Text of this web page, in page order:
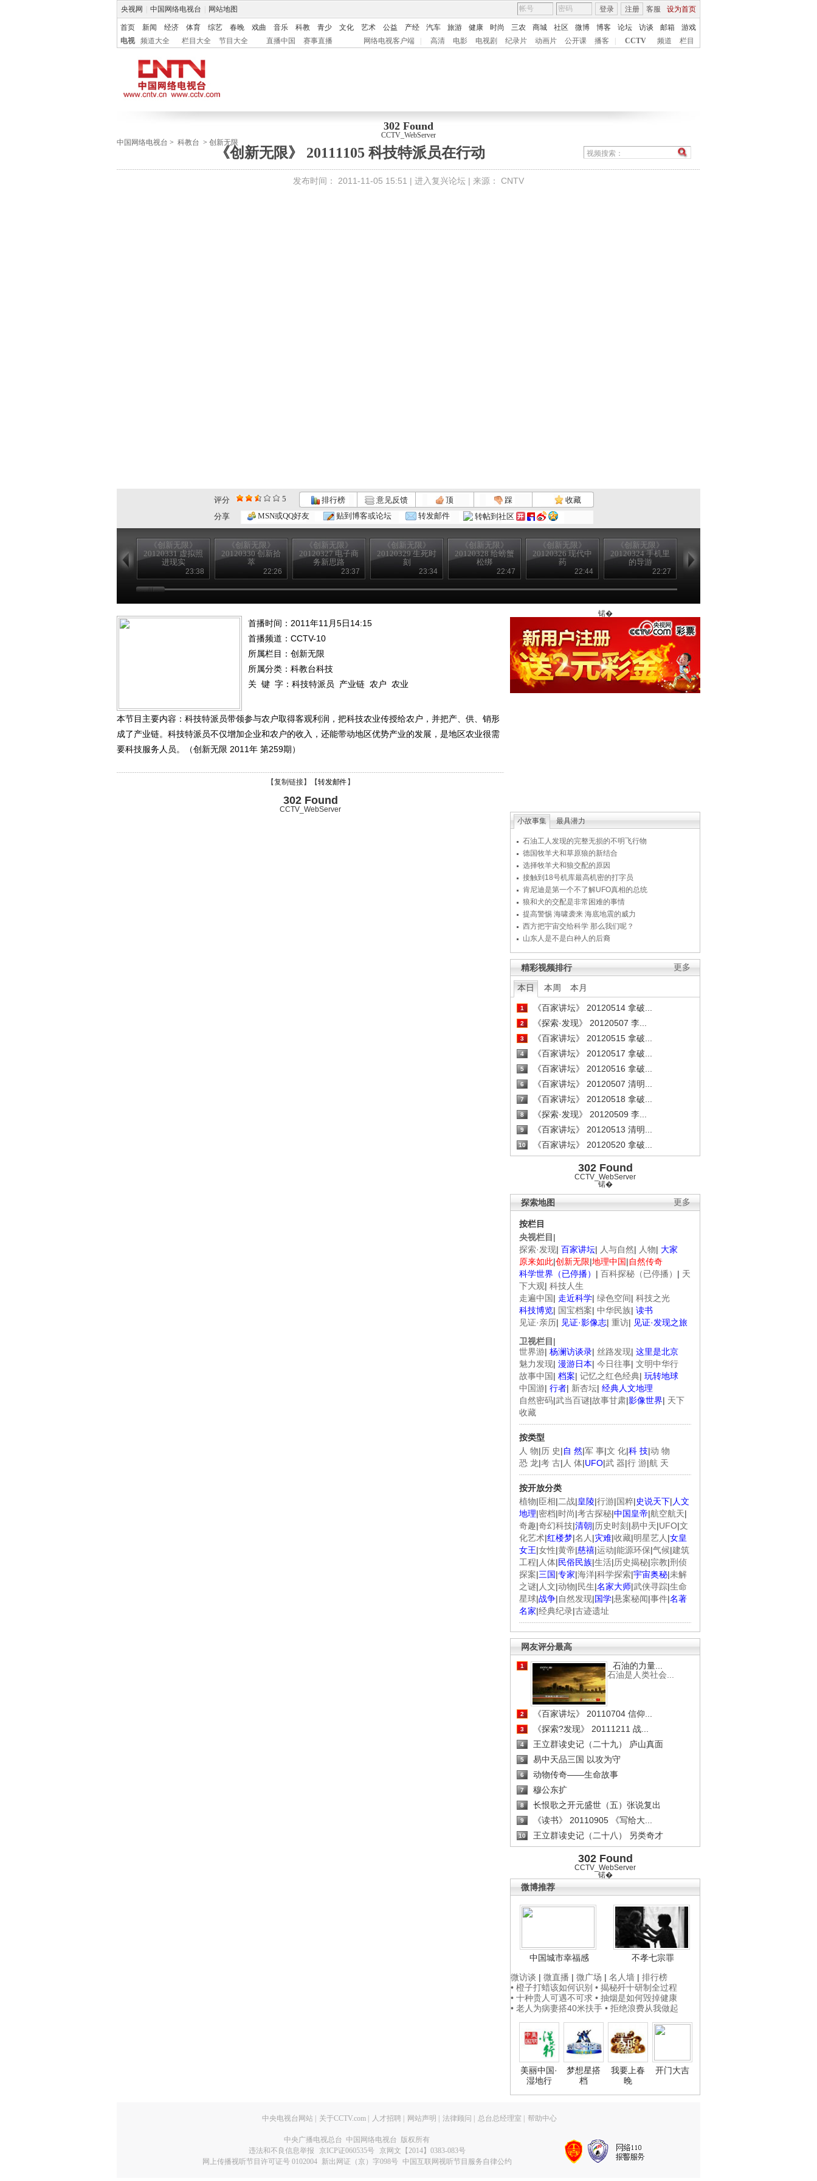
央视网 中国网络电视台 网站地图 客服 设为首页
登录 注册
首页 新闻 经济 体育 综艺 春晚 戏曲 音乐 科教 青少 文化 艺术 公益 产经 汽车 旅游 健康 时尚 三农 商城 社区 微博 博客 论坛 访谈 邮箱
游戏
电视
频道大全 栏目大全 节目大全 直播中国 赛事直播 网络电视客户端 高清 电影 电视剧 纪录片 动画片 公开课 播客 CCTV 频道 栏目
302 Found
CCTV_WebServer
中国网络电视台 > 科教台 > 创新无限
《创新无限》 20111105 科技特派员在行动
发布时间： 2011-11-05 15:51 | 进入复兴论坛 | 来源： CNTV
评分 5 排行榜 意见反馈 顶 踩
收藏
分享
MSN或QQ好友 贴到博客或论坛 转发邮件 转帖到社区
《创新无限》
20120331 虚拟照
进现实
23:38
《创新无限》
20120330 创新拾
萃
22:26
《创新无限》
20120327 电子商
务新思路
23:37
《创新无限》
20120329 生死时
刻
23:34
《创新无限》
20120328 给螃蟹
松绑
22:47
《创新无限》
20120326 现代中
药
22:44
《创新无限》
20120324 手机里
的导游
22:27
20120323 击退癫
首播时间：2011年11月5日14:15
首播频道： CCTV-10
所属栏目： 创新无限
所属分类：科教台科技
关 键 字： 科技特派员 产业链 农户 农业
本节目主要内容：科技特派员带领参与农户取得客观利润，把科技农业传授给农户，并把产、供、销形
成了产业链。科技特派员不仅增加企业和农户的收入，还能带动地区优势产业的发展，是地区农业很需
要科技服务人员。（创新无限 2011年 第259期）
【复制链接】【转发邮件 】
302 Found
CCTV_WebServer
锘�
小故事集 最具潜力
石油工人发现的完整无损的不明飞行物
德国牧羊犬和草原狼的新结合
选择牧羊犬和狼交配的原因
接触到18号机库最高机密的打字员
肯尼迪是第一个不了解UFO真相的总统
狼和犬的交配是非常困难的事情
提高警惕 海啸袭来 海底地震的威力
西方把宇宙交给科学 那么我们呢？
山东人是不是白种人的后裔
更多
精彩视频排行
本日 本周 本月
1 《百家讲坛》 20120514 拿破...
2 《探索·发现》 20120507 李...
3 《百家讲坛》 20120515 拿破...
4 《百家讲坛》 20120517 拿破...
5 《百家讲坛》 20120516 拿破...
6 《百家讲坛》 20120507 清明...
7 《百家讲坛》 20120518 拿破...
8 《探索·发现》 20120509 李...
9 《百家讲坛》 20120513 清明...
10 《百家讲坛》 20120520 拿破...
302 Found
CCTV_WebServer
锘�
更多
探索地图
按栏目
央视栏目 |
探索·发现| 百家讲坛| 人与自然| 人物| 大家
原来如此|创新无限|地理中国|自然传奇
科学世界（已停播） | 百科探秘（已停播） | 天
下大观| 科技人生
走遍中国| 走近科学| 绿色空间| 科技之光
科技博览| 国宝档案| 中华民族| 读书
见证·亲历| 见证·影像志| 重访| 见证·发现之旅
卫视栏目 |
世界游| 杨澜访谈录| 丝路发现| 这里是北京
魅力发现| 漫游日本| 今日往事| 文明中华行
故事中国| 档案| 记忆之红色经典| 玩转地球
中国游| 行者| 新杏坛| 经典人文地理
自然密码|武当百谜|故事甘肃|影像世界| 天下
收藏
按类型
人 物|历 史|自 然|军 事|文 化|科 技|动 物
恐 龙|考 古| 人 体|UFO|武 器|行 游|航 天
按开放分类
植物|臣相|二战|皇陵|行游|国粹|史说天下| 人文
地理|密档|时尚|考古探秘|中国皇帝|航空航天|
奇趣|奇幻科技|清朝|历史时刻 |易中天|UFO|文
化艺术|红楼梦|名人 |灾难|收藏|明星艺人 |女皇
女王|女性|黄帝|慈禧|运动|能源环保|气候|建筑
工程| 人体|民俗民族|生活|历史揭秘|宗教|刑侦
探案|三国|专家|海洋|科学探索|宇宙奥秘|未解
之谜| 人文|动物|民生|名家大师|武侠寻踪|生命
星球|战争|自然发现|国学|悬案秘闻|事件|名著
名家|经典纪录|古迹遗址
网友评分最高
1
石油的力量...
石油是人类社会...
2 《百家讲坛》 20110704 信仰...
3 《探索?发现》 20111211 战...
4 王立群读史记（二十九） 庐山真面
5 易中天品三国 以攻为守
6 动物传奇——生命故事
7 穆公东扩
8 长恨歌之开元盛世（五）张说复出
9 《读书》 20110905 《写给大...
10 王立群读史记（二十八） 另类奇才
302 Found
CCTV_WebServer
锘�
微博推荐
中国城市幸福感
不孝七宗罪
微访谈 | 微直播 | 微广场 | 名人墙 | 排行榜
• 橙子打蜡该如何识别 • 揭秘歼十研制全过程
• 十种贵人可遇不可求 • 抽烟是如何毁掉健康
• 老人为病妻搭40米扶手 • 拒绝浪费从我做起
美丽中国·
湿地行
梦想星搭
档
我要上春
晚
开门大吉
中央电视台网站 关于CCTV.com 人才招聘 网站声明 法律顾问 总台总经理室 帮助中心
中央广播电视总台 中国网络电视台 版权所有
违法和不良信息举报
京ICP证060535号
京网文【2014】0383-083号
网上传播视听节目许可证号 0102004 新出网证（京）字098号 中国互联网视听节目服务自律公约